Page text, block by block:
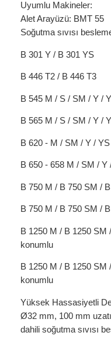
Uyumlu Makineler:
Alet Arayüzü: BMT 55
Soğutma sıvısı
B 301 Y / B 301 YS
B 446 T2 / B 446 T3
B 545 M / S / SM / Y /
B 565 M / S / SM / Y /
B 620 - M / SM / Y / YS
B 650 - 658 M / SM / Y
B 750 M / B 750 SM /
B 750 M / B 750 SM /
B 1250 M / B 1250 SM
konumlu
B 1250 M / B 1250 SM
konumlu
Yüksek Hassasiyetli
Ø32 mm, 100 mm
dahili soğutma sıvısı